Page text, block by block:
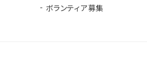
ボランティア募集